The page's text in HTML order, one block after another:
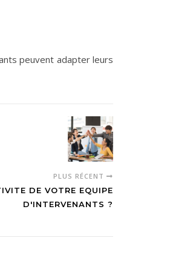
peuvent adapter leurs
PLUS RÉCENT
DE VOTRE EQUIPE
D'INTERVENANTS ?